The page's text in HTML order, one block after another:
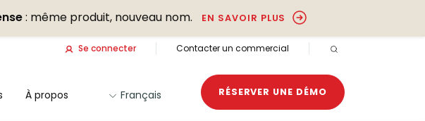
: même produit, nouveau nom. EN SAVOIR PLUS
Se connecter
Contacter un commercial
À propos Français RÉSERVER UNE DÉMO